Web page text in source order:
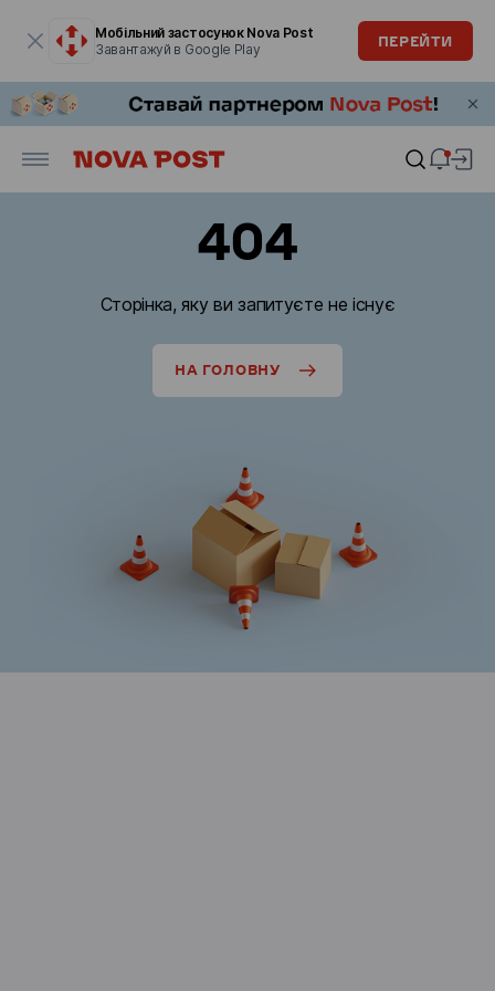
Мобільний застосунок Nova Post
Завантажуй в Google Play
ПЕРЕЙТИ
404
Сторінка, яку ви запитуєте не існує
НА ГОЛОВНУ